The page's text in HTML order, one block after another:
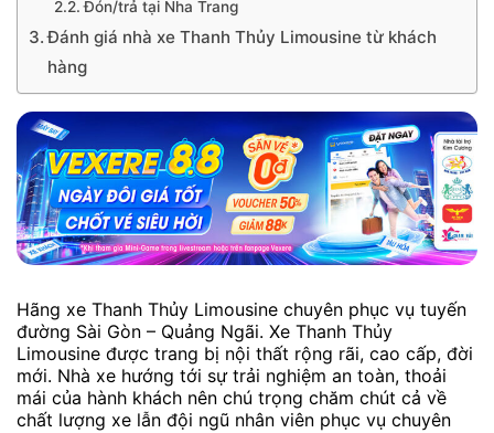
Đón/trả tại Nha Trang
Đánh giá nhà xe Thanh Thủy Limousine từ khách
hàng
Hãng xe Thanh Thủy Limousine chuyên phục vụ tuyến
đường Sài Gòn – Quảng Ngãi. Xe Thanh Thủy
Limousine được trang bị nội thất rộng rãi, cao cấp, đời
mới. Nhà xe hướng tới sự trải nghiệm an toàn, thoải
mái của hành khách nên chú trọng chăm chút cả về
chất lượng xe lẫn đội ngũ nhân viên phục vụ chuyên